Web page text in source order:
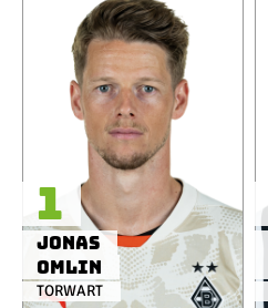
TORWART
Jonas
Omlin
1